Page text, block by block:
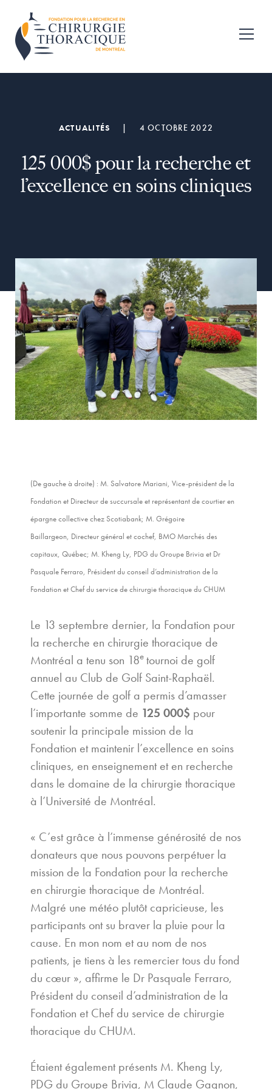
navigation
contenu
principal
Fondation
pour
ACTUALITÉS | 4 OCTOBRE 2022
125 000$ pour la recherche et
l’excellence en soins cliniques
(De gauche à droite) : M. Salvatore Mariani, Vice-président de la
Fondation et Directeur de succursale et représentant de courtier en
épargne collective chez Scotiabank; M. Grégoire
Baillargeon, Directeur général et cochef, BMO Marchés des
capitaux, Québec; M. Kheng Ly, PDG du Groupe Brivia et Dr
Pasquale Ferraro, Président du conseil d’administration de la
Fondation et Chef du service de chirurgie thoracique du CHUM
Le 13 septembre dernier, la Fondation pour
la recherche en chirurgie thoracique de
Montréal a tenu son 18e tournoi de golf
annuel au Club de Golf Saint-Raphaël.
Cette journée de golf a permis d’amasser
l’importante somme de 125 000$ pour
soutenir la principale mission de la
Fondation et maintenir l’excellence en soins
cliniques, en enseignement et en recherche
dans le domaine de la chirurgie thoracique
à l’Université de Montréal.
« C’est grâce à l’immense générosité de nos
donateurs que nous pouvons perpétuer la
mission de la Fondation pour la recherche
en chirurgie thoracique de Montréal.
Malgré une météo plutôt capricieuse, les
participants ont su braver la pluie pour la
cause. En mon nom et au nom de nos
patients, je tiens à les remercier tous du fond
du cœur », affirme le Dr Pasquale Ferraro,
Président du conseil d’administration de la
Fondation et Chef du service de chirurgie
thoracique du CHUM.
Étaient également présents M. Kheng Ly,
PDG du Groupe Brivia, M Claude Gagnon,